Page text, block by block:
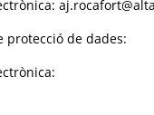
protecció de dades: